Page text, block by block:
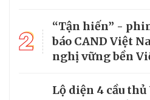
2
“Tận hiến” -
báo CAND Việt
nghị vững bền
Lộ diện 4 cầu